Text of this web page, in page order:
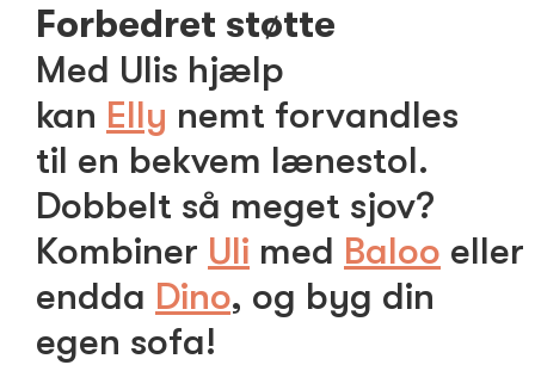
Forbedret støtte
Med Ulis hjælp
kan Elly nemt forvandles
til en bekvem lænestol.
Dobbelt så meget sjov?
Kombiner Uli med Baloo eller
endda Dino, og byg din
egen sofa!